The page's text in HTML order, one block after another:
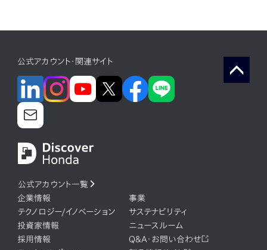
公式アカウント・関連サイト
公式アカウント一覧
企業情報
事業
テクノロジー/イノベーション
サステナビリティ
投資家情報
ニュースルーム
採用情報
Q&A・お問い合わせ